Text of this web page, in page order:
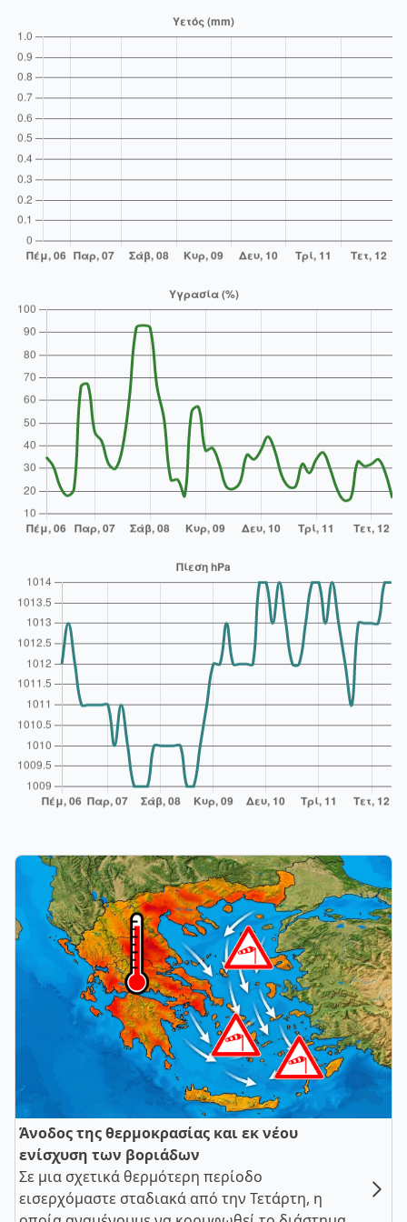
Άνοδος της θερμοκρασίας και εκ νέου
ενίσχυση των βοριάδων
Σε μια σχετικά θερμότερη περίοδο
εισερχόμαστε σταδιακά από την Τετάρτη, η